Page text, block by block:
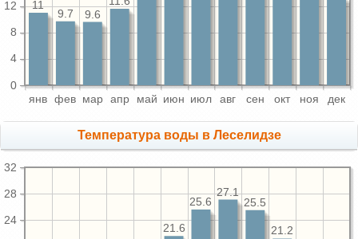
янв фев мар апр май июн июл авг сен окт ноя дек
0
4
8
12
9.6
9.7
11
Температура воды в Леселидзе
24
28
32
21.2
25.5
27.1
25.6
21.6